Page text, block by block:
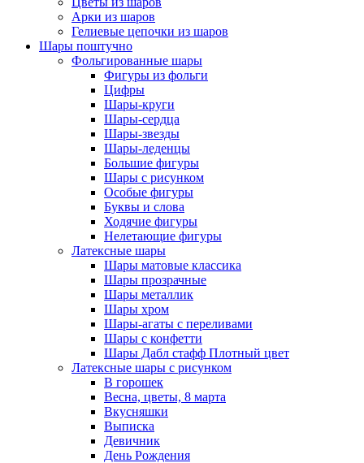
Арки из шаров
Гелиевые цепочки из шаров
Шары поштучно
Фольгированные шары
Фигуры из фольги
Цифры
Шары-круги
Шары-сердца
Шары-звезды
Шары-леденцы
Большие фигуры
Шары с рисунком
Особые фигуры
Буквы и слова
Ходячие фигуры
Нелетающие фигуры
Латексные шары
Шары матовые классика
Шары прозрачные
Шары металлик
Шары хром
Шары-агаты с переливами
Шары с конфетти
Шары Дабл стафф Плотный цвет
Латексные шары с рисунком
В горошек
Весна, цветы, 8 марта
Вкусняшки
Выписка
Девичник
День Рождения